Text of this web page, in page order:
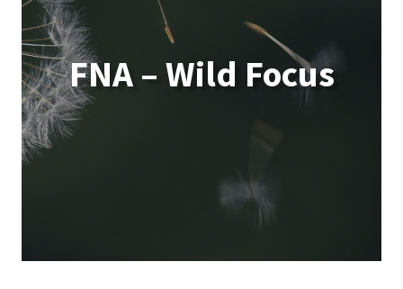
FNA – Wild Focus